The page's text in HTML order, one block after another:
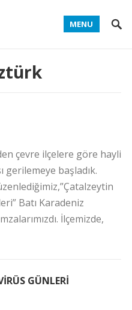
MENU
çevre ilçelere göre hayli
gerilemeye başladık.
Batı Karadeniz
İlçemizde,
GÜNLERİ